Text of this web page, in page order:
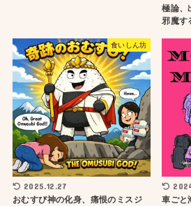
極論、
邪魔す
食いしん坊
2025.12.27
おむすび神の化身、痛恨のミスジ
車ごと